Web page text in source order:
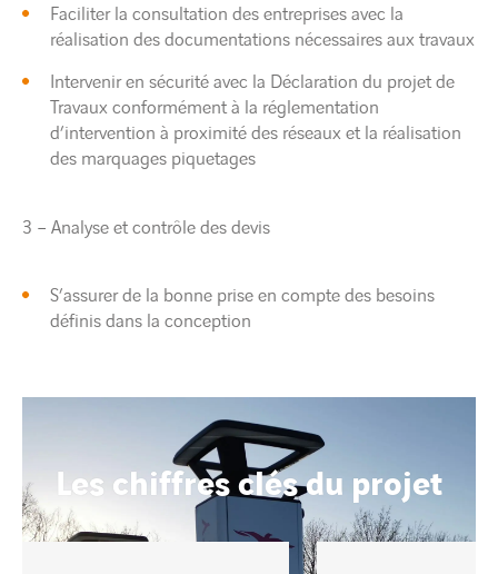
Faciliter la consultation des entreprises avec la
réalisation des documentations nécessaires aux travaux
Intervenir en sécurité avec la Déclaration du projet de
Travaux conformément à la réglementation
d’intervention à proximité des réseaux et la réalisation
des marquages piquetages
3 – Analyse et contrôle des devis
S’assurer de la bonne prise en compte des besoins
définis dans la conception
Les chiffres clés du projet